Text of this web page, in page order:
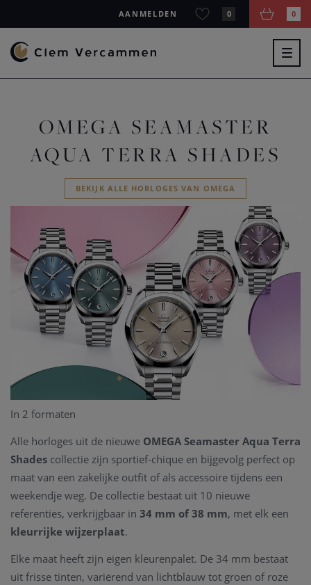
AANMELDEN 0 0
OMEGA SEAMASTER
AQUA TERRA SHADES
BEKIJK ALLE HORLOGES VAN OMEGA
In 2 formaten
Alle horloges uit de nieuwe OMEGA Seamaster Aqua Terra
Shades collectie zijn sportief-chique en bijgevolg perfect op
maat van een zakelijke outfit of als accessoire tijdens een
weekendje weg. De collectie bestaat uit 10 nieuwe
referenties, verkrijgbaar in 34 mm of 38 mm, met elk een
kleurrijke wijzerplaat.
Elke maat heeft zijn eigen kleurenpalet. De 34 mm bestaat
uit frisse tinten, variërend van lichtblauw tot groen of roze